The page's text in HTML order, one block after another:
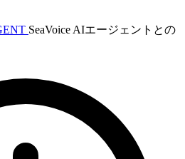
SeaVoice AIエージェントとの